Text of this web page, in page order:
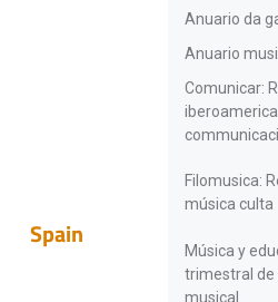
Spain
Anuario da
Anuario
Comunicar:
Filomusica:
música culta
Música y
trimestral de
musical